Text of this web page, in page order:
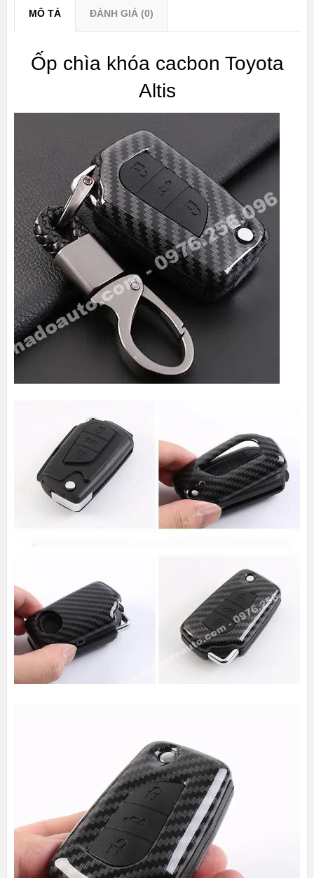
MÔ TẢ ĐÁNH GIÁ (0)
Ốp chìa khóa cacbon Toyota
Altis